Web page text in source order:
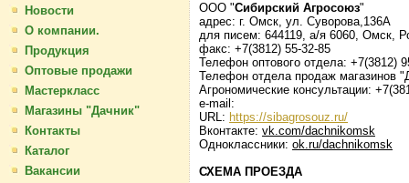
Новости
О компании.
Продукция
Оптовые продажи
Мастеркласс
Магазины "Дачник"
Контакты
Каталог
Вакансии
ООО "Сибирский Агросоюз"
адрес: г. Омск, ул. Суворова,136А
для писем: 644119, а/я 6060,
факс: +7(3812) 55-32-85
Телефон оптового отдела: +7(3812)
Телефон отдела продаж магазинов
Агрономические консультации:
e-mail:
URL: https://sibagrosouz.ru/
Вконтакте: vk.com/dachnikomsk
Одноклассники: ok.ru/dachnikomsk
СХЕМА ПРОЕЗДА